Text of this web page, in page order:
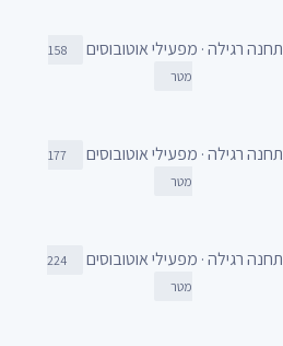
תחנה רגילה · מפעילי אוטובוסים
158
מטר
תחנה רגילה · מפעילי אוטובוסים
177
מטר
תחנה רגילה · מפעילי אוטובוסים
224
מטר